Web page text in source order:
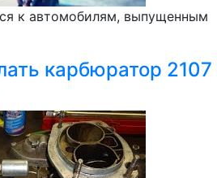
к автомобилям, выпущенным
карбюратор 2107